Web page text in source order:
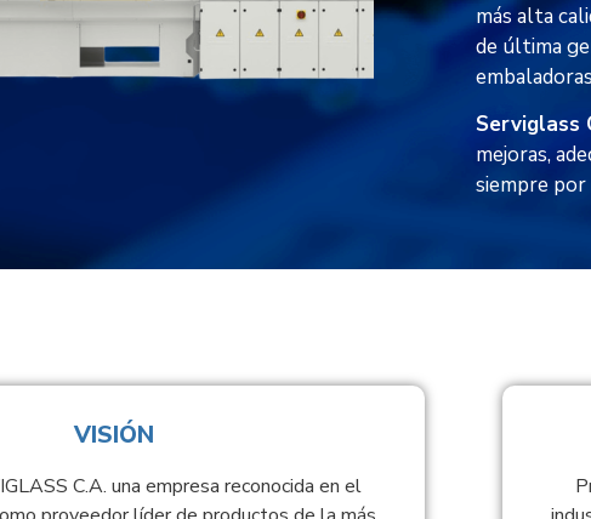
más alta
de última
Serviglass
mejoras,
siempre
VISIÓN
C.A. una empresa reconocida en el